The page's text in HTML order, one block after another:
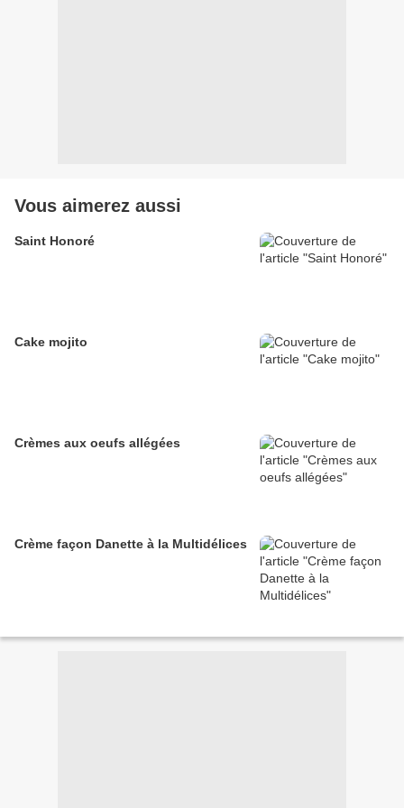
Vous aimerez aussi
Saint Honoré
Cake mojito
Crèmes aux oeufs allégées
Crème façon Danette à la Multidélices